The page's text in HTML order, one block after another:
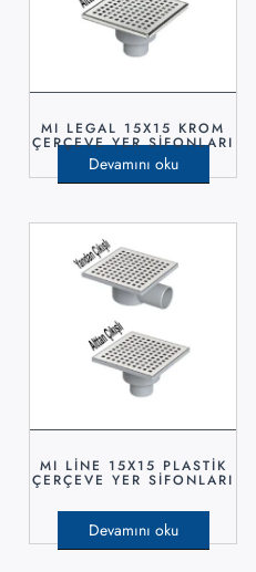
MI LEGAL 15X15 KROM
ÇERÇEVE YER SİFONLARI
Devamını oku
MI LİNE 15X15 PLASTİK
ÇERÇEVE YER SİFONLARI
Devamını oku